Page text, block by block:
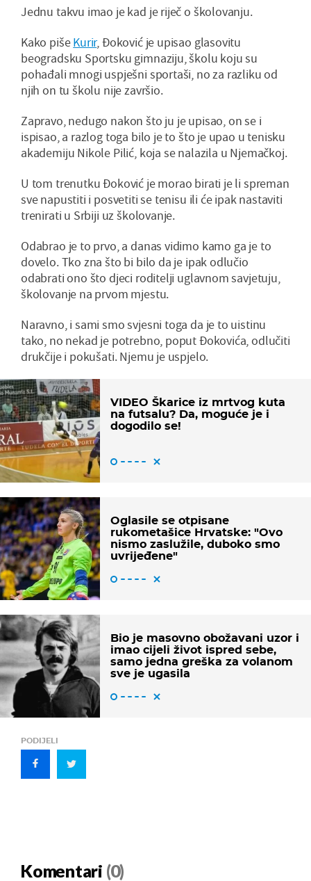
Jednu takvu imao je kad je riječ o školovanju.
Kako pišeKurir, Đoković je upisao glasovitu
beogradsku Sportsku gimnaziju, školu koju su
pohađali mnogi uspješni sportaši, no za razliku od
njih on tu školu nije završio.
Zapravo, nedugo nakon što ju je upisao, on se i
ispisao, a razlog toga bilo je to što je upao u tenisku
akademiju Nikole Pilić, koja se nalazila u Njemačkoj.
U tom trenutku Đoković je morao birati je li spreman
sve napustiti i posvetiti se tenisu ili će ipak nastaviti
trenirati u Srbiji uz školovanje.
Odabrao je to prvo, a danas vidimo kamo ga je to
dovelo. Tko zna što bi bilo da je ipak odlučio
odabrati ono što djeci roditelji uglavnom savjetuju,
školovanje na prvom mjestu.
Naravno, i sami smo svjesni toga da je to uistinu
tako, no nekad je potrebno, poput Đokovića, odlučiti
drukčije i pokušati. Njemu je uspjelo.
VIDEO Škarice iz mrtvog kuta
na futsalu? Da, moguće je i
dogodilo se!
Oglasile se otpisane
rukometašice Hrvatske: "Ovo
nismo zaslužile, duboko smo
uvrijeđene"
Bio je masovno obožavani uzor i
imao cijeli život ispred sebe,
samo jedna greška za volanom
sve je ugasila
PODIJELI
Komentari (0)